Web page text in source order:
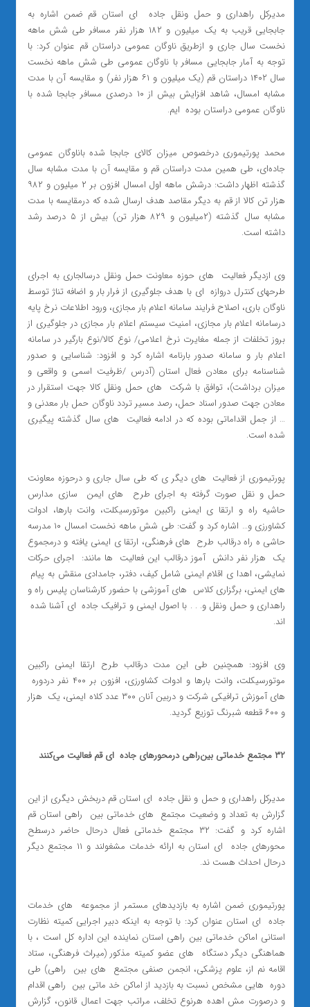
مدیرکل راهداری و حمل ونقل جاده ‌ ای استان قم ضمن اشاره به
جابجایی قریب به یک میلیون و ۱۸۲ هزار نفر مسافر طی شش ماهه
نخست سال جاری و ازطریق ناوگان عمومی دراستان قم عنوان کرد: با
توجه به آمار جابجایی مسافر با ناوگان عمومی طی شش ماهه نخست
سال ۱۴۰۲ دراستان قم (یک میلیون و ۶۱ هزار نفر) و مقایسه آن با مدت
مشابه امسال، شاهد افزایش بیش از ۱۰ درصدی مسافر جابجا شده با
ناوگان عمومی دراستان بوده ‌ ایم.
محمد پورتیموری درخصوص میزان کالای جابجا شده باناوگان عمومی
جاده‌ای، طی همین مدت دراستان قم و مقایسه آن با مدت مشابه سال
گذشته اظهار داشت: درشش ماهه اول امسال افزون بر ۲ میلیون و ۹۸۲
هزار تن کالا از قم به دیگر مقاصد هدف ارسال شده که درمقایسه با مدت
مشابه سال گذشته (۲میلیون و ۸۲۹ هزار تن) بیش از ۵ درصد رشد
داشته است.
وی ازدیگر فعالیت ‌ های حوزه معاونت حمل ونقل درسالجاری به اجرای
طرحهای کنترل دروازه ‌ ای با هدف جلوگیری از فرار بار و اضافه تناژ توسط
ناوگان باری، اصلاح فرایند سامانه اعلام بار مجازی، ورود اطلاعات نرخ پایه
درسامانه اعلام بار مجازی، امنیت سیستم اعلام بار مجازی در جلوگیری از
بروز تخلفات از جمله مغایرت نرخ اعلامی/ نوع کالا/نوع بارگیر در سامانه
اعلام بار و سامانه صدور بارنامه اشاره کرد و افزود: شناسایی و صدور
شناسنامه برای معادن فعال استان (آدرس /ظرفیت اسمی و واقعی و
میزان برداشت)، توافق با شرکت ‌ های حمل ونقل کالا جهت استقرار در
معادن جهت صدور اسناد حمل، رصد مسیر تردد ناوگان حمل بار معدنی و
… از جمل اقداماتی بوده که در ادامه فعالیت ‌ های سال گذشته پیگیری
شده است.
پورتیموری از فعالیت ‌ های دیگر ی که طی سال جاری و درحوزه معاونت
حمل و نقل صورت گرفته به اجرای طرح ‌ های ایمن ‌ سازی مدارس
حاشیه راه و ارتقا ی ایمنی راکبین موتورسیکلت، وانت بارها، ادوات
کشاورزی و… اشاره کرد و گفت: طی شش ماهه نخست امسال ۱۰ مدرسه
حاشی ه راه درقالب طرح ‌ های فرهنگی، ارتقا ی ایمنی یافته و درمجموع
یک ‌ هزار نفر دانش ‌ آموز درقالب این فعالیت ‌ ها مانند: اجرای حرکات
نمایشی، اهدا ی اقلام ایمنی شامل کیف، دفتر، جامدادی منقش به پیام ‌
های ایمنی، برگزاری کلاس ‌ های آموزشی با حضور کارشناسان پلیس راه و
راهداری و حمل ونقل و. . . با اصول ایمنی و ترافیک جاده ‌ ای آشنا شده ‌
اند.
وی افزود: همچنین طی این مدت درقالب طرح ارتقا ایمنی راکبین
موتورسیکلت، وانت بارها و ادوات کشاورزی، افزون بر ۴۰۰ نفر دردوره ‌
های آموزش ترافیکی شرکت و دربین آنان ۳۰۰ عدد کلاه ایمنی، یک ‌ هزار
و ۶۰۰ قطعه شبرنگ توزیع گردید.
۳۲ مجتمع خدماتی بین‌راهی درمحورهای جاده ‌ ای قم فعالیت می‌کنند
مدیرکل راهداری و حمل و نقل جاده ‌ ای استان قم دربخش دیگری از این
گزارش به تعداد و وضعیت مجتمع ‌ های خدماتی بین ‌ راهی استان قم
اشاره کرد و گفت: ۳۲ مجتمع خدماتی فعال درحال حاضر درسطح
محورهای جاده ‌ ای استان به ارائه خدمات مشغولند و ۱۱ مجتمع دیگر
درحال احداث هست ند.
پورتیموری ضمن اشاره به بازدیدهای مستمر از مجموعه ‌ های خدمات
جاده ‌ ای استان عنوان کرد: با توجه به اینکه دبیر اجرایی کمیته نظارت
استانی اماکن خدماتی بین راهی استان نماینده این اداره کل است ، با
هماهنگی دیگر دستگاه ‌ های عضو کمیته مذکور (میراث فرهنگی، ستاد
اقامه نم از، علوم پزشکی، انجمن صنفی مجتمع ‌ های بین ‌ راهی) طی
دوره ‌ هایی مشخص نسبت به بازدید از اماکن خد ماتی بین ‌ راهی اقدام
و درصورت مش اهده هرنوع تخلف، مراتب جهت اعمال قانون، گزارش